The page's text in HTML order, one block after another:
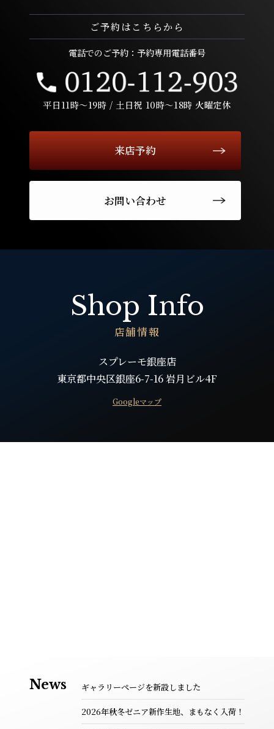
ご予約はこちらから
電話でのご予約：予約専用電話番号
平日11時〜19時 / 土日祝 10時〜18時 火曜定休
来店予約
お問い合わせ
Shop Info
店舗情報
スプレーモ銀座店
東京都中央区銀座6-7-16 岩月ビル4F
Googleマップ
News ギャラリーページを新設しました
2026年秋冬ゼニア新作生地、まもなく入荷！